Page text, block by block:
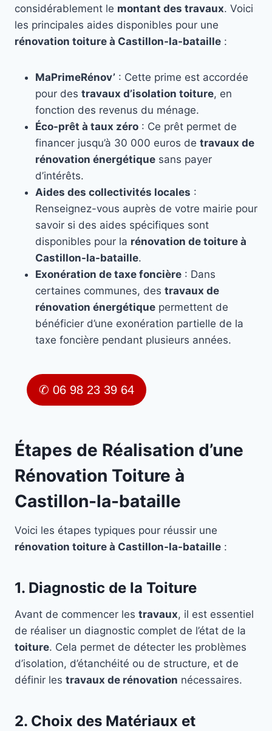
considérablement le montant des travaux. Voici
les principales aides disponibles pour une
rénovation toiture à Castillon-la-bataille :
MaPrimeRénov’ : Cette prime est accordée
pour des travaux d’isolation toiture, en
fonction des revenus du ménage.
Éco-prêt à taux zéro : Ce prêt permet de
financer jusqu’à 30 000 euros de travaux de
rénovation énergétique sans payer
d’intérêts.
Aides des collectivités locales :
Renseignez-vous auprès de votre mairie pour
savoir si des aides spécifiques sont
disponibles pour la rénovation de toiture à
Castillon-la-bataille.
Exonération de taxe foncière : Dans
certaines communes, des travaux de
rénovation énergétique permettent de
bénéficier d’une exonération partielle de la
taxe foncière pendant plusieurs années.
✆ 06 98 23 39 64
Étapes de Réalisation d’une
Rénovation Toiture à
Castillon-la-bataille
Voici les étapes typiques pour réussir une
rénovation toiture à Castillon-la-bataille :
1. Diagnostic de la Toiture
Avant de commencer les travaux, il est essentiel
de réaliser un diagnostic complet de l’état de la
toiture. Cela permet de détecter les problèmes
d’isolation, d’étanchéité ou de structure, et de
définir les travaux de rénovation nécessaires.
2. Choix des Matériaux et